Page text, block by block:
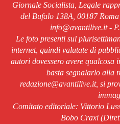
Giornale Socialista, Legale
del Bufalo 138A, 00187
info@avantilive.it -
Le foto presenti sul
internet, quindi valutate di
autori dovessero avere
basta segnalarlo alla
redazione@avantilive.it, si
Comitato editoriale: Vittorio
Bobo Craxi